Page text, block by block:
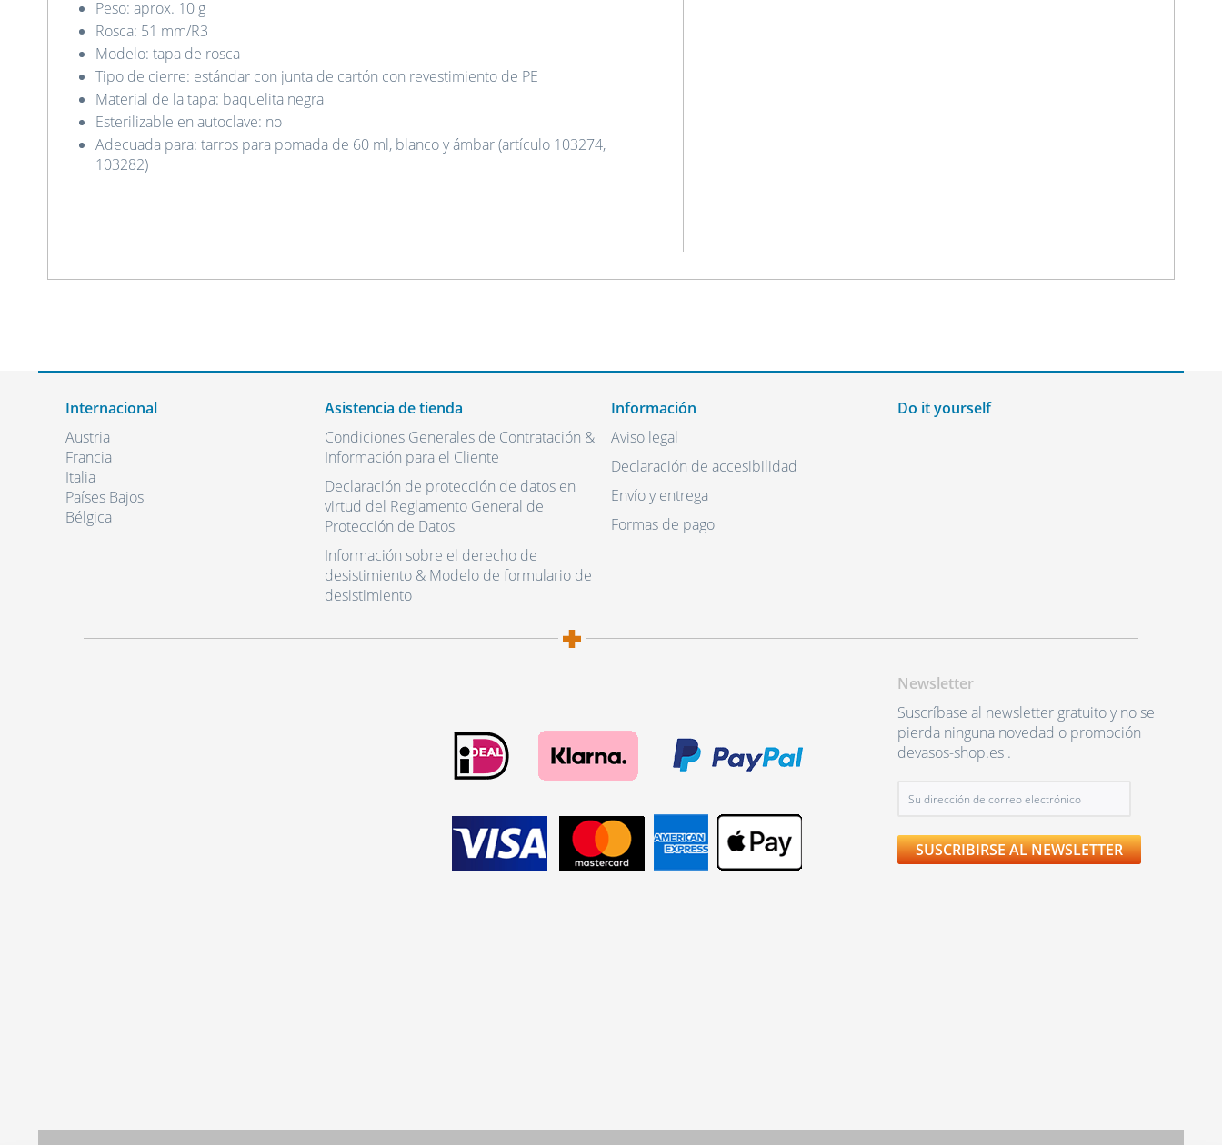
Peso: aprox. 10 g
Rosca: 51 mm/R3
Modelo: tapa de rosca
Tipo de cierre: estándar con junta de cartón con revestimiento de PE
Material de la tapa: baquelita negra
Esterilizable en autoclave: no
Adecuada para: tarros para pomada de 60 ml, blanco y ámbar (artículo 103274,
103282)
Internacional
Austria
Francia
Italia
Países Bajos
Bélgica
Asistencia de tienda
Condiciones Generales de Contratación &
Información para el Cliente
Declaración de protección de datos en
virtud del Reglamento General de
Protección de Datos
Información sobre el derecho de
desistimiento & Modelo de formulario de
desistimiento
Información
Aviso legal
Declaración de accesibilidad
Envío y entrega
Formas de pago
Do it yourself
Newsletter
Suscríbase al newsletter gratuito y no se
pierda ninguna novedad o promoción
devasos-shop.es .
SUSCRIBIRSE AL NEWSLETTER